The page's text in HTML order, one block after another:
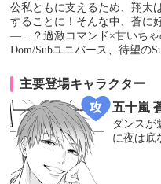
公私ともに支えるため、翔太
することに！そんな中、蒼に
―…？過激コマンド×甘いちゃ
Dom/Subユニバース、待望の
主要登場キャラクター
五十嵐
ダンスが
に夜は底